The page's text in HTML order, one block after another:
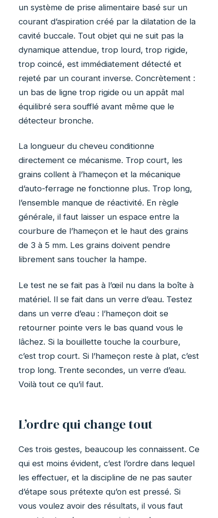
un système de prise alimentaire basé sur un
courant d’aspiration créé par la dilatation de la
cavité buccale. Tout objet qui ne suit pas la
dynamique attendue, trop lourd, trop rigide,
trop coincé, est immédiatement détecté et
rejeté par un courant inverse. Concrètement :
un bas de ligne trop rigide ou un appât mal
équilibré sera soufflé avant même que le
détecteur bronche.
La longueur du cheveu conditionne
directement ce mécanisme. Trop court, les
grains collent à l’hameçon et la mécanique
d’auto-ferrage ne fonctionne plus. Trop long,
l’ensemble manque de réactivité. En règle
générale, il faut laisser un espace entre la
courbure de l’hameçon et le haut des grains
de 3 à 5 mm. Les grains doivent pendre
librement sans toucher la hampe.
Le test ne se fait pas à l’œil nu dans la boîte à
matériel. Il se fait dans un verre d’eau. Testez
dans un verre d’eau : l’hameçon doit se
retourner pointe vers le bas quand vous le
lâchez. Si la bouillette touche la courbure,
c’est trop court. Si l’hameçon reste à plat, c’est
trop long. Trente secondes, un verre d’eau.
Voilà tout ce qu’il faut.
L’ordre qui change tout
Ces trois gestes, beaucoup les connaissent. Ce
qui est moins évident, c’est l’ordre dans lequel
les effectuer, et la discipline de ne pas sauter
d’étape sous prétexte qu’on est pressé. Si
vous voulez avoir des résultats, il vous faut